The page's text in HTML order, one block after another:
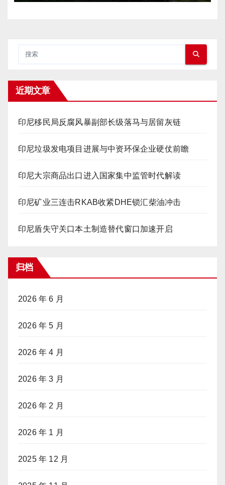
近期文章
印尼移民局反腐风暴副部长级落马与居留灰链
印尼垃圾发电项目进展与中资环保企业硬仗前瞻
印尼大宗商品出口进入国家集中监管时代解读
印尼矿业三连击RKAB收紧DHE锁汇柴油冲击
印尼盾失守关口本土制造替代窗口加速开启
归档
2026 年 6 月
2026 年 5 月
2026 年 4 月
2026 年 3 月
2026 年 2 月
2026 年 1 月
2025 年 12 月